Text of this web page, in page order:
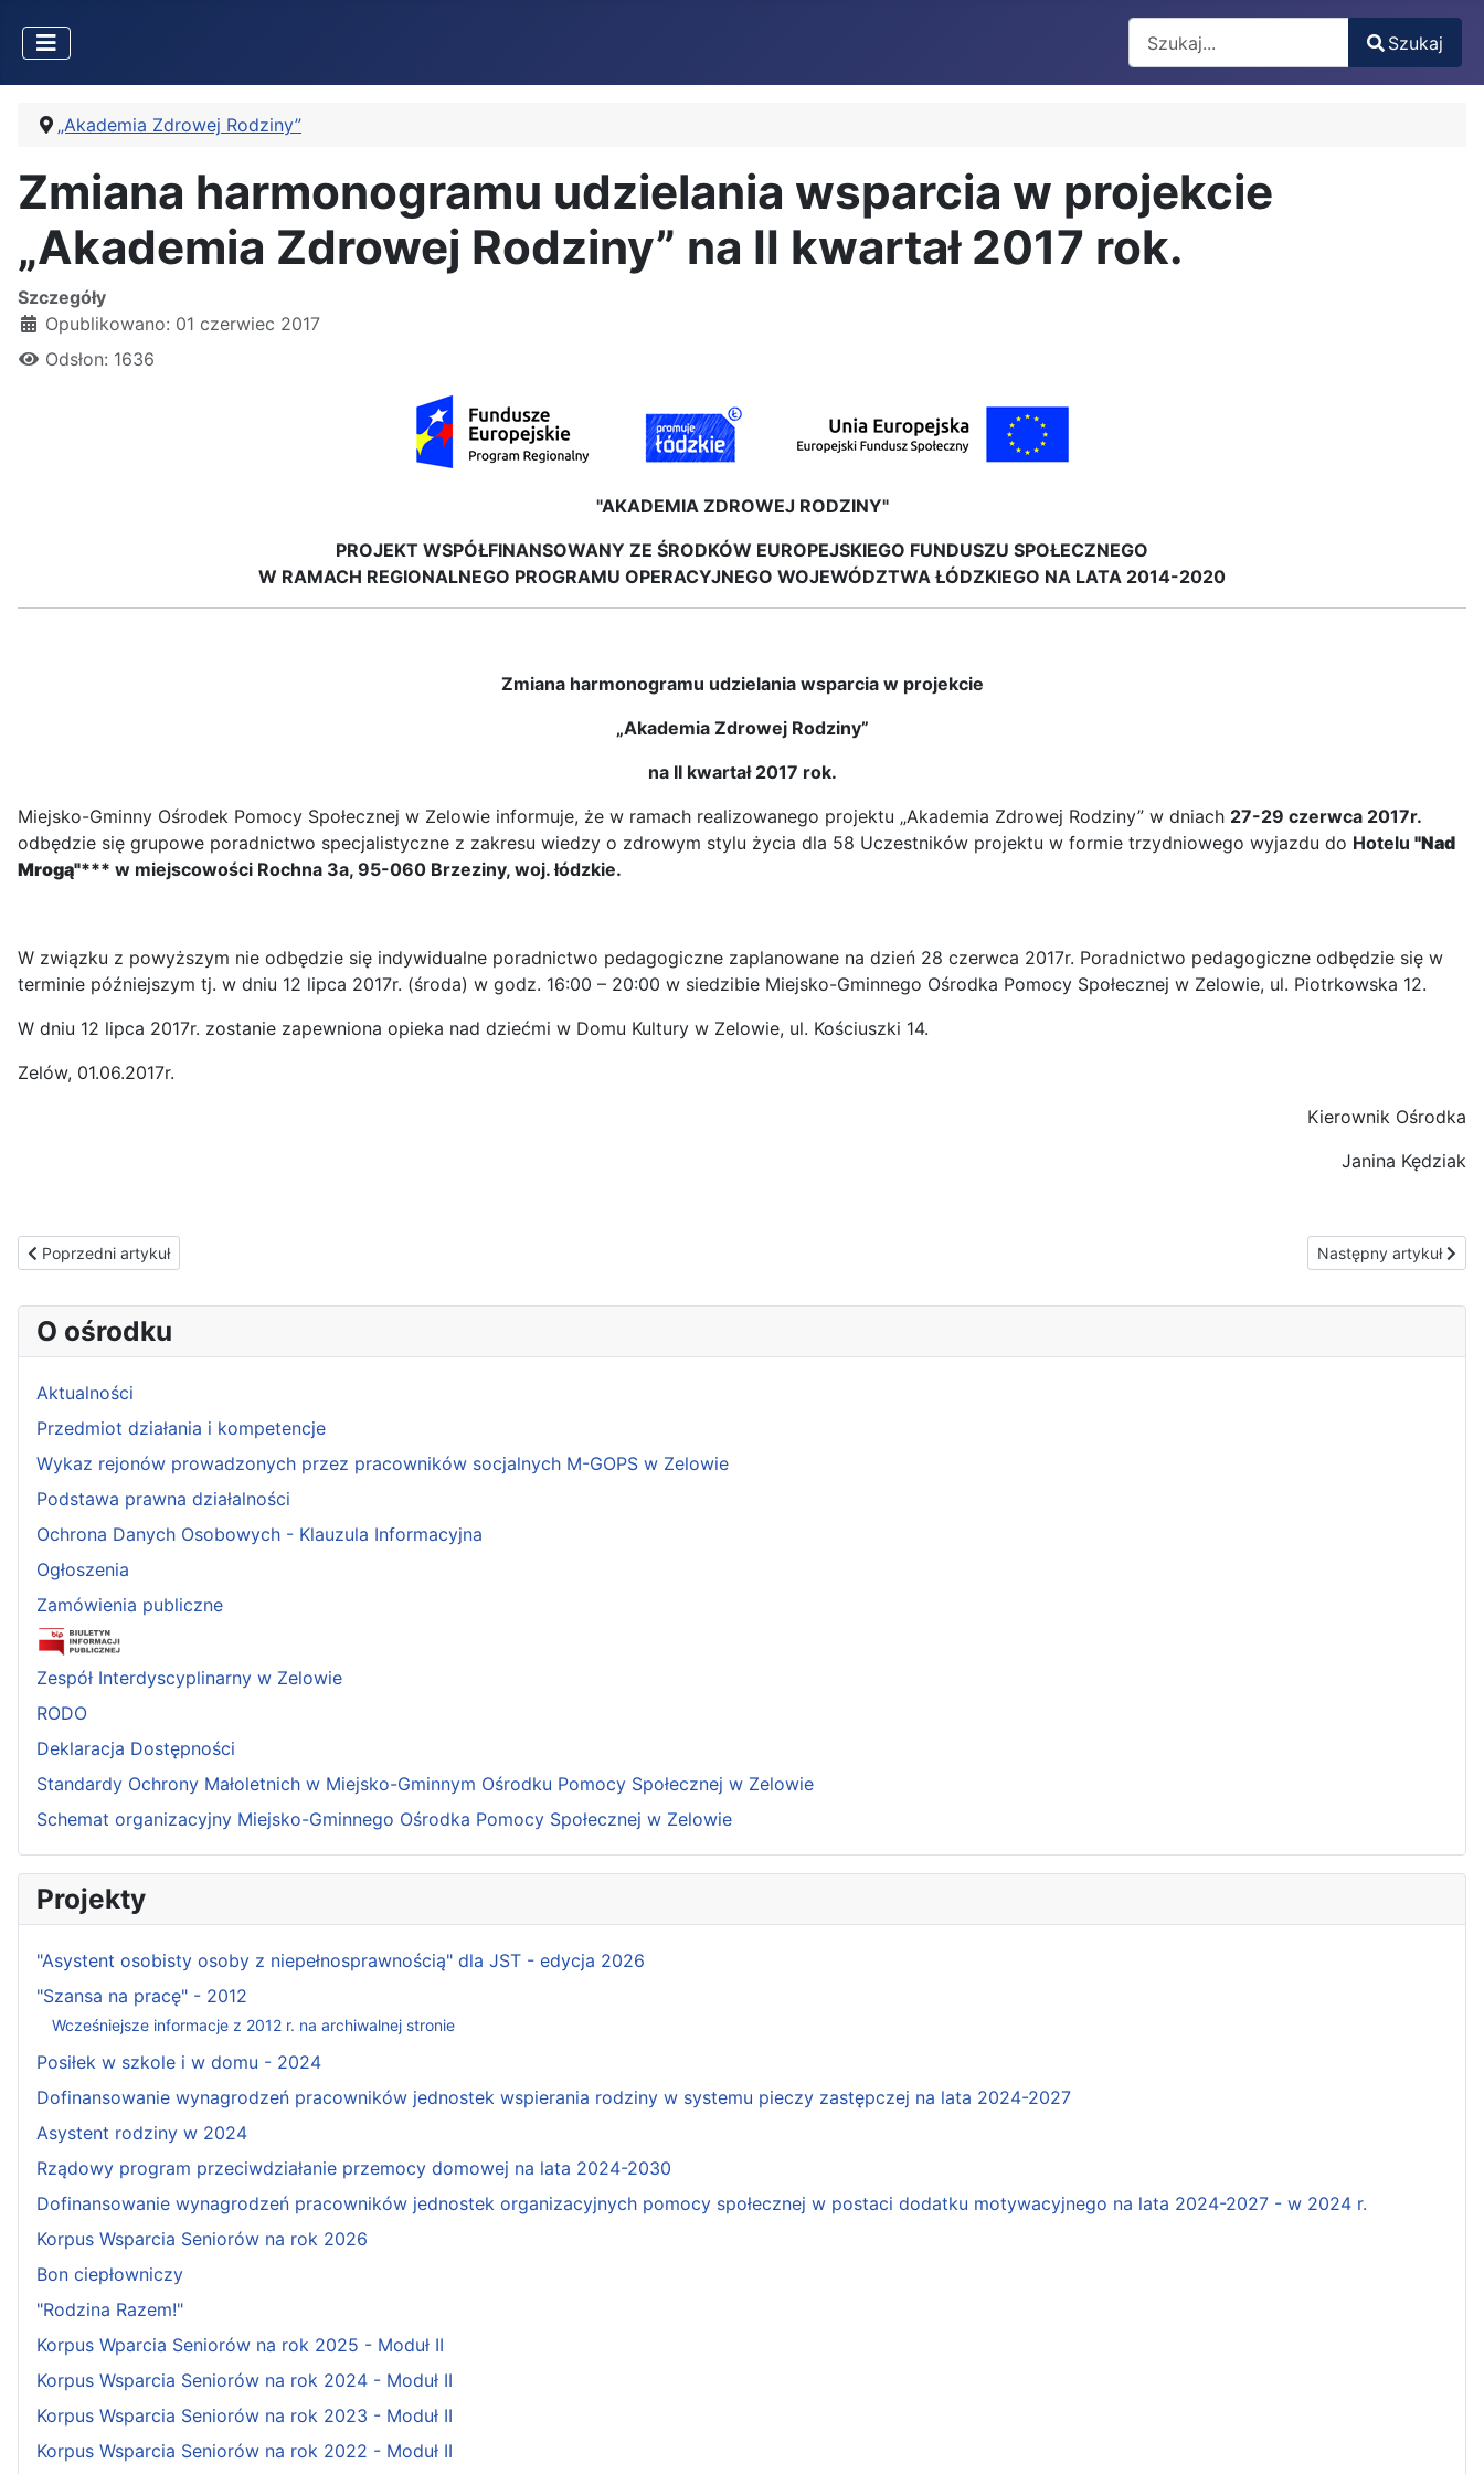
Type 2 or more characters for results.
Szukaj
„Akademia Zdrowej Rodziny”
Zmiana harmonogramu udzielania wsparcia w projekcie
„Akademia Zdrowej Rodziny” na II kwartał 2017 rok.
Szczegóły
Opublikowano: 01 czerwiec 2017
Odsłon: 1636
"AKADEMIA ZDROWEJ RODZINY"
PROJEKT WSPÓŁFINANSOWANY ZE ŚRODKÓW EUROPEJSKIEGO FUNDUSZU SPOŁECZNEGO
W RAMACH REGIONALNEGO PROGRAMU OPERACYJNEGO WOJEWÓDZTWA ŁÓDZKIEGO NA LATA 2014-2020
Zmiana harmonogramu udzielania wsparcia w projekcie
„Akademia Zdrowej Rodziny”
na II kwartał 2017 rok.
Miejsko-Gminny Ośrodek Pomocy Społecznej w Zelowie informuje, że w ramach realizowanego projektu „Akademia Zdrowej Rodziny” w dniach 27-29 czerwca 2017r.
odbędzie się grupowe poradnictwo specjalistyczne z zakresu wiedzy o zdrowym stylu życia dla 58 Uczestników projektu w formie trzydniowego wyjazdu do Hotelu "Nad
Mrogą"*** w miejscowości Rochna 3a, 95-060 Brzeziny, woj. łódzkie.
W związku z powyższym nie odbędzie się indywidualne poradnictwo pedagogiczne zaplanowane na dzień 28 czerwca 2017r. Poradnictwo pedagogiczne odbędzie się w
terminie późniejszym tj. w dniu 12 lipca 2017r. (środa) w godz. 16:00 – 20:00 w siedzibie Miejsko-Gminnego Ośrodka Pomocy Społecznej w Zelowie, ul. Piotrkowska 12.
W dniu 12 lipca 2017r. zostanie zapewniona opieka nad dziećmi w Domu Kultury w Zelowie, ul. Kościuszki 14.
Zelów, 01.06.2017r.
Kierownik Ośrodka
Janina Kędziak
Poprzedni artykuł: Harmonogram udzielania wsparcia w projekcie „Akademia Zdrowej Rodziny” na III kwartał 2017 rok.
Poprzedni artykuł Następny artykuł:
Następny artykuł
O ośrodku
Aktualności
Przedmiot działania i kompetencje
Wykaz rejonów prowadzonych przez pracowników socjalnych M-GOPS w Zelowie
Podstawa prawna działalności
Ochrona Danych Osobowych - Klauzula Informacyjna
Ogłoszenia
Zamówienia publiczne
Zespół Interdyscyplinarny w Zelowie
RODO
Deklaracja Dostępności
Standardy Ochrony Małoletnich w Miejsko-Gminnym Ośrodku Pomocy Społecznej w Zelowie
Schemat organizacyjny Miejsko-Gminnego Ośrodka Pomocy Społecznej w Zelowie
Projekty
"Asystent osobisty osoby z niepełnosprawnością" dla JST - edycja 2026
"Szansa na pracę" - 2012
Wcześniejsze informacje z 2012 r. na archiwalnej stronie
Posiłek w szkole i w domu - 2024
Dofinansowanie wynagrodzeń pracowników jednostek wspierania rodziny w systemu pieczy zastępczej na lata 2024-2027
Asystent rodziny w 2024
Rządowy program przeciwdziałanie przemocy domowej na lata 2024-2030
Dofinansowanie wynagrodzeń pracowników jednostek organizacyjnych pomocy społecznej w postaci dodatku motywacyjnego na lata 2024-2027 - w 2024 r.
Korpus Wsparcia Seniorów na rok 2026
Bon ciepłowniczy
"Rodzina Razem!"
Korpus Wparcia Seniorów na rok 2025 - Moduł II
Korpus Wsparcia Seniorów na rok 2024 - Moduł II
Korpus Wsparcia Seniorów na rok 2023 - Moduł II
Korpus Wsparcia Seniorów na rok 2022 - Moduł II